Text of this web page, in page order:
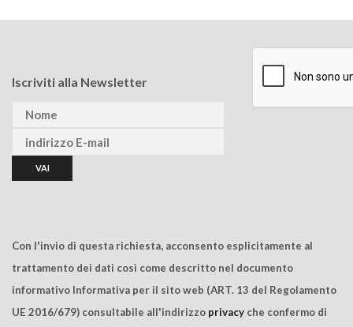
Iscriviti alla Newsletter
Con l'invio di questa richiesta, acconsento esplicitamente al
trattamento dei dati così come descritto nel documento
informativo Informativa per il sito web (ART. 13 del Regolamento
UE 2016/679) consultabile all'indirizzo privacy che confermo di